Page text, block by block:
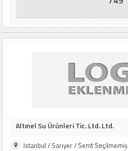
Altınel Su Ürünleri Tic. Ltd. Ltd.
İstanbul / Sarıyer / Semt Seçilmemiş